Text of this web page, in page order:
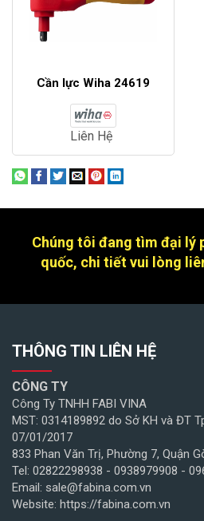
Cần lực Wiha 24619
Liên Hệ
Chúng tôi đang tìm đại lý
quốc, chi tiết vui lòng
THÔNG TIN LIÊN HỆ
CÔNG TY
Công Ty TNHH FABI VINA
MST: 0314189892 do Sở KH và ĐT
07/01/2017
833 Phan Văn Trị, Phường 7, Quận
Tel: 02822298938 - 0938979908 -
Email: sale@fabina.com.vn
Website: https://fabina.com.vn